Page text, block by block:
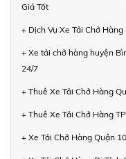
Giá Tốt
+ Dịch Vụ Xe Tải Chở
+ Xe tải chở hàng huyện
24/7
+ Thuê Xe Tải Chở Hàng
+ Thuê Xe Tải Chở Hàng
+ Xe Tải Chở Hàng Quận